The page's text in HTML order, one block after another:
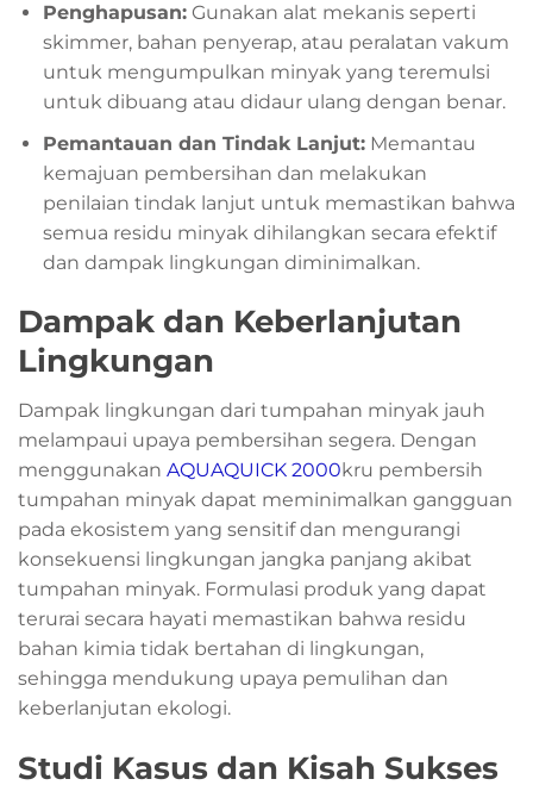
Penghapusan:Gunakan alat mekanis seperti
skimmer, bahan penyerap, atau peralatan vakum
untuk mengumpulkan minyak yang teremulsi
untuk dibuang atau didaur ulang dengan benar.
Pemantauan dan Tindak Lanjut:Memantau
kemajuan pembersihan dan melakukan
penilaian tindak lanjut untuk memastikan bahwa
semua residu minyak dihilangkan secara efektif
dan dampak lingkungan diminimalkan.
Dampak dan Keberlanjutan
Lingkungan
Dampak lingkungan dari tumpahan minyak jauh
melampaui upaya pembersihan segera. Dengan
menggunakan AQUAQUICK 2000kru pembersih
tumpahan minyak dapat meminimalkan gangguan
pada ekosistem yang sensitif dan mengurangi
konsekuensi lingkungan jangka panjang akibat
tumpahan minyak. Formulasi produk yang dapat
terurai secara hayati memastikan bahwa residu
bahan kimia tidak bertahan di lingkungan,
sehingga mendukung upaya pemulihan dan
keberlanjutan ekologi.
Studi Kasus dan Kisah Sukses